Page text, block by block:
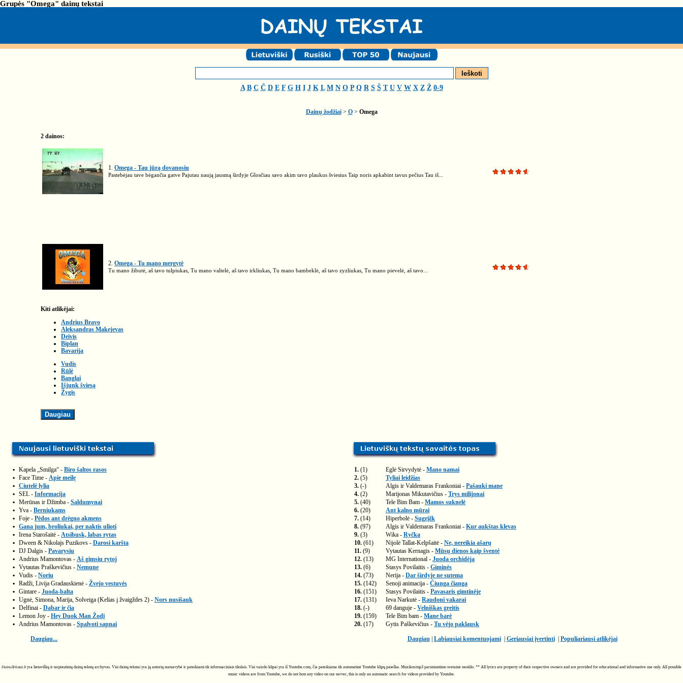
Grupės "Omega" dainų tekstai
A B C Č D E F G H I J K L M N O P Q R S Š T U V W X Z Ž 0-9
Dainų žodžiai> O> Omega
2 dainos:
1. Omega - Tau jūrą dovanosiu
Pastebėjau tave bėgančia gatve Pajutau naują jausmą širdyje Glosčiau savo akim tavo plaukus šviesius Taip noris apkabint tavus pečius Tau iš...
2. Omega - Tu mano mergytė
Tu mano žibutė, aš tavo tulpiukas, Tu mano valtelė, aš tavo irkliukas, Tu mano bambeklė, aš tavo zyzliukas, Tu mano pievelė, aš tavo...
Kiti atlikėjai:
Andrius Bravo
Aleksandras Makejevas
Deivis
Biplan
Bavarija
Vudis
Rūlė
Banglai
Išjunk šviesą
Žygis
▪ Kapela „Smilga“ - Biro šaltos rasos
▪ Face Time - Apie meilę
▪ Ciutelė lylia
▪ SEL - Informacija
▪ Merūnas ir Džimba - Saldumynai
▪ Yva - Berniukams
▪ Foje - Pėdos ant drėgno akmens
▪ Gana jum, broliukai, per naktis ulioti
▪ Irena Starošaitė - Atsibusk, labas rytas
▪ Dween & Nikolajs Puzikovs - Darosi karšta
▪ DJ Dalgis - Pavarysiu
▪ Andrius Mamontovas - Aš gimsiu rytoj
▪ Vytautas Praškevičius - Nemune
▪ Vudis - Noriu
▪ Radži, Livija Gradauskienė - Žvejo vestuvės
▪ Gintare - Juoda-balta
▪ Ugnė, Simona, Marija, Solveiga (Kelias į žvaigždes 2) - Nors nusišauk
▪ Delfinai - Dabar ir čia
▪ Lemon Joy - Hey Duok Man Žodį
▪ Andrius Mamontovas - Spalvoti sapnai
Daugiau...
1. (1) Eglė Sirvydytė - Mano namai
2. (5)
Tyliai leidžias
3. (-) Algis ir Valdemaras Frankoniai - Pašauki mane
4. (2) Marijonas Mikutavičius - Trys milijonai
5. (40) Tele Bim Bam - Mamos suknelė
6. (20)
Ant kalno mūrai
7. (14) Hiperbolė - Sugrįžk
8. (97) Algis ir Valdemaras Frankoniai - Kur aukštas klevas
9. (3) Wika - Ryčka
10. (61) Nijolė Tallat-Kelpšaitė - Ne, nereikia ašarų
11. (9) Vytautas Kernagis - Mūsų dienos kaip šventė
12. (13) MG International - Juoda orchidėja
13. (6) Stasys Povilaitis - Giminės
14. (73) Nerija - Dar širdyje ne sutema
15. (142) Senoji animacija - Čiunga čianga
16. (151) Stasys Povilaitis - Pavasaris gimtinėje
17. (131) Ieva Narkutė - Raudoni vakarai
18. (-) 69 danguje - Velniškas greitis
19. (159) Tele Bim bam - Mane barė
20. (17) Gytis Paškevičius - Tu vėjo paklausk
Daugiau| Labiausiai komentuojami| Geriausiai įvertinti| Populiariausi atlikėjai
DainuTekstai.ltyra lietuviškų ir tarptautinių dainų tekstų archyvas. Visi dainų tekstai yra jų autorių nuosavybė ir pateikiami tik informaciniais tikslais. Visi vaizdo klipai yra iš Youtube.com, čia pateikiama tik automatinė Youtube klipų paieška. Muzikos/mp3 parsisiuntimo svetainė nesiūlo. ** All lyrics are property of their respective owners and are provided for educational and informative use only. All possible
music videos are from Youtube, we do not host any video on our server, this is only an automatic search for videos provided by Youtube.